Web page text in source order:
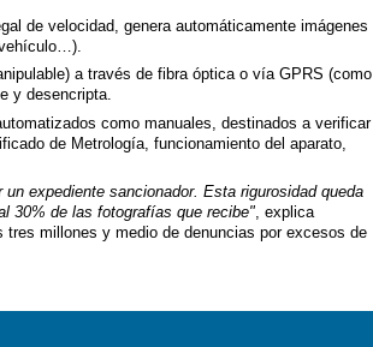
de velocidad, genera automáticamente imágenes
a través de fibra óptica o vía GPRS (como
y desencripta.
como manuales, destinados a verificar
de Metrología, funcionamiento del aparato,
expediente sancionador. Esta rigurosidad queda
30% de las fotografías que recibe", explica
tres millones y medio de denuncias por excesos de